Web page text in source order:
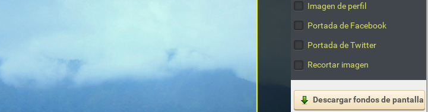
Imagen de perfil
Portada de Facebook
Portada de Twitter
Recortar imagen
Descargar fondos de pantalla